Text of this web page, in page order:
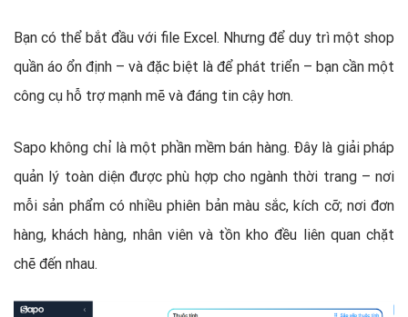
Bạn có thể bắt đầu với file Excel. Nhưng để duy trì một shop
quần áo ổn định – và đặc biệt là để phát triển – bạn cần một
công cụ hỗ trợ mạnh mẽ và đáng tin cậy hơn.
Sapo không chỉ là một phần mềm bán hàng. Đây là giải pháp
quản lý toàn diện được phù hợp cho ngành thời trang – nơi
mỗi sản phẩm có nhiều phiên bản màu sắc, kích cỡ; nơi đơn
hàng, khách hàng, nhân viên và tồn kho đều liên quan chặt
chẽ đến nhau.